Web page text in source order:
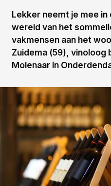
Lekker neemt je mee
wereld van het
vakmensen aan het
Zuidema (59), vinoloog
Molenaar in